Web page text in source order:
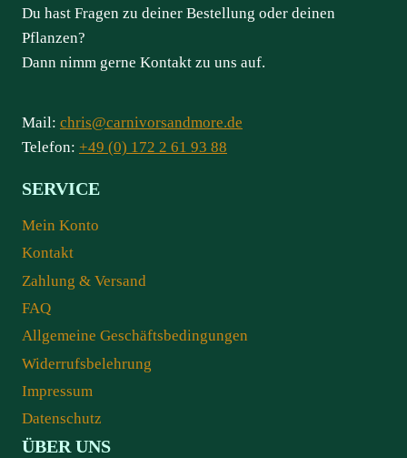
Du hast Fragen zu deiner Bestellung oder deinen
Pflanzen?
Dann nimm gerne Kontakt zu uns auf.
Mail: chris@carnivorsandmore.de
Telefon: +49 (0) 172 2 61 93 88
SERVICE
Mein Konto
Kontakt
Zahlung & Versand
FAQ
Allgemeine Geschäftsbedingungen
Widerrufsbelehrung
Impressum
Datenschutz
ÜBER UNS